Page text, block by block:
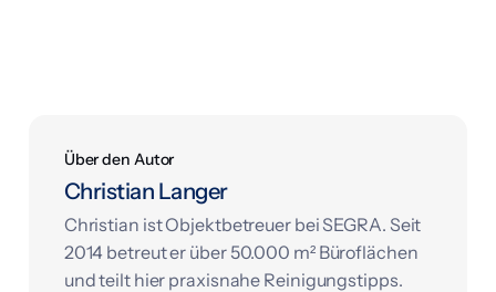
Über den Autor
Christian Langer
Christian ist Objektbetreuer bei SEGRA. Seit
2014 betreut er über 50.000 m² Büroflächen
und teilt hier praxisnahe Reinigungstipps.